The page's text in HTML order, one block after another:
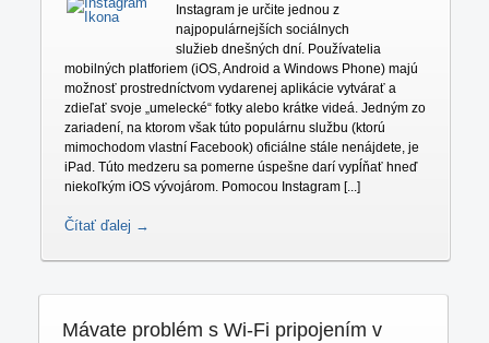
Instagram je určite jednou z
najpopulárnejších sociálnych
služieb dnešných dní. Používatelia
mobilných platforiem (iOS, Android a Windows Phone) majú
možnosť prostredníctvom vydarenej aplikácie vytvárať a
zdieľať svoje „umelecké“ fotky alebo krátke videá. Jedným zo
zariadení, na ktorom však túto populárnu službu (ktorú
mimochodom vlastní Facebook) oficiálne stále nenájdete, je
iPad. Túto medzeru sa pomerne úspešne darí vypĺňať hneď
niekoľkým iOS vývojárom. Pomocou Instagram [...]
Čítať ďalej →
Mávate problém s Wi-Fi pripojením v